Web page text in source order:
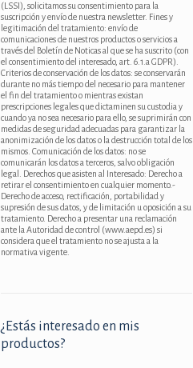
(LSSI), solicitamos su consentimiento para la
suscripción y envío de nuestra newsletter. Fines y
legitimación del tratamiento: envío de
comunicaciones de nuestros productos o servicios a
través del Boletín de Noticas al que se ha suscrito (con
el consentimiento del interesado, art. 6.1.a GDPR).
Criterios de conservación de los datos: se conservarán
durante no más tiempo del necesario para mantener
el fin del tratamiento o mientras existan
prescripciones legales que dictaminen su custodia y
cuando ya no sea necesario para ello, se suprimirán con
medidas de seguridad adecuadas para garantizar la
anonimización de los datos o la destrucción total de los
mismos. Comunicación de los datos: no se
comunicarán los datos a terceros, salvo obligación
legal. Derechos que asisten al Interesado: Derecho a
retirar el consentimiento en cualquier momento.-
Derecho de acceso, rectificación, portabilidad y
supresión de sus datos, y de limitación u oposición a su
tratamiento. Derecho a presentar una reclamación
ante la Autoridad de control (www.aepd.es) si
considera que el tratamiento no se ajusta a la
normativa vigente.
¿Estás interesado en mis
productos?